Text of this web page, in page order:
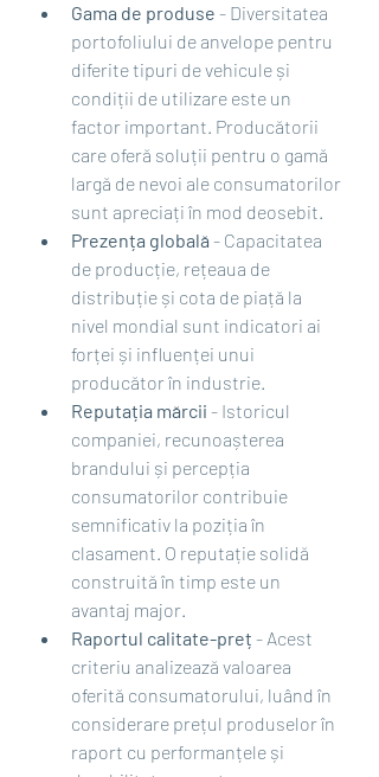
Gama de produse - Diversitatea
portofoliului de anvelope pentru
diferite tipuri de vehicule și
condiții de utilizare este un
factor important. Producătorii
care oferă soluții pentru o gamă
largă de nevoi ale consumatorilor
sunt apreciați în mod deosebit.
Prezența globală - Capacitatea
de producție, rețeaua de
distribuție și cota de piață la
nivel mondial sunt indicatori ai
forței și influenței unui
producător în industrie.
Reputația mărcii - Istoricul
companiei, recunoașterea
brandului și percepția
consumatorilor contribuie
semnificativ la poziția în
clasament. O reputație solidă
construită în timp este un
avantaj major.
Raportul calitate-preț - Acest
criteriu analizează valoarea
oferită consumatorului, luând în
considerare prețul produselor în
raport cu performanțele și